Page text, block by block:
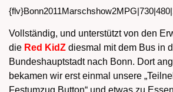
Vollständig, und unterstützt von den
die Red KidZ diesmal mit dem Bus in
Bundeshauptstadt nach Bonn. Dort
bekamen wir erst einmal unsere